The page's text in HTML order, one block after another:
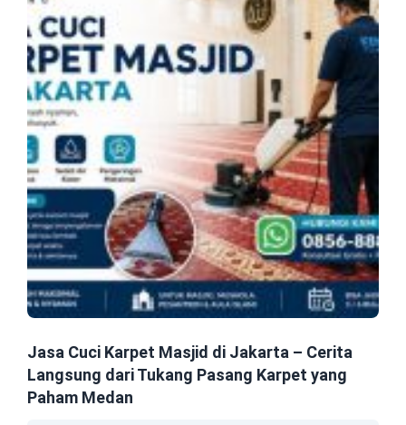
Jasa Cuci Karpet Masjid di Jakarta – Cerita
Langsung dari Tukang Pasang Karpet yang
Paham Medan